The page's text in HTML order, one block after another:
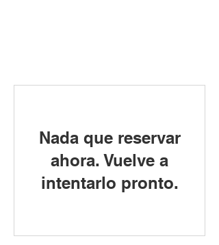
Nada que reservar
ahora. Vuelve a
intentarlo pronto.